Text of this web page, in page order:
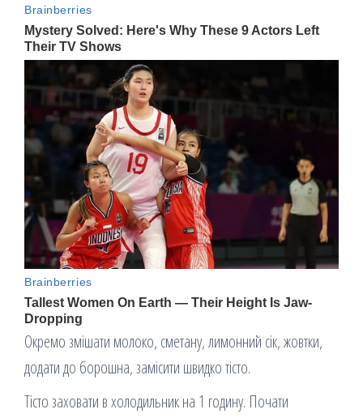
Окремо змішати молоко, сметану, лимонний сік, жовтки,
додати до борошна, замісити швидко тісто.
Тісто заховати в холодильник на 1 годину. Почати